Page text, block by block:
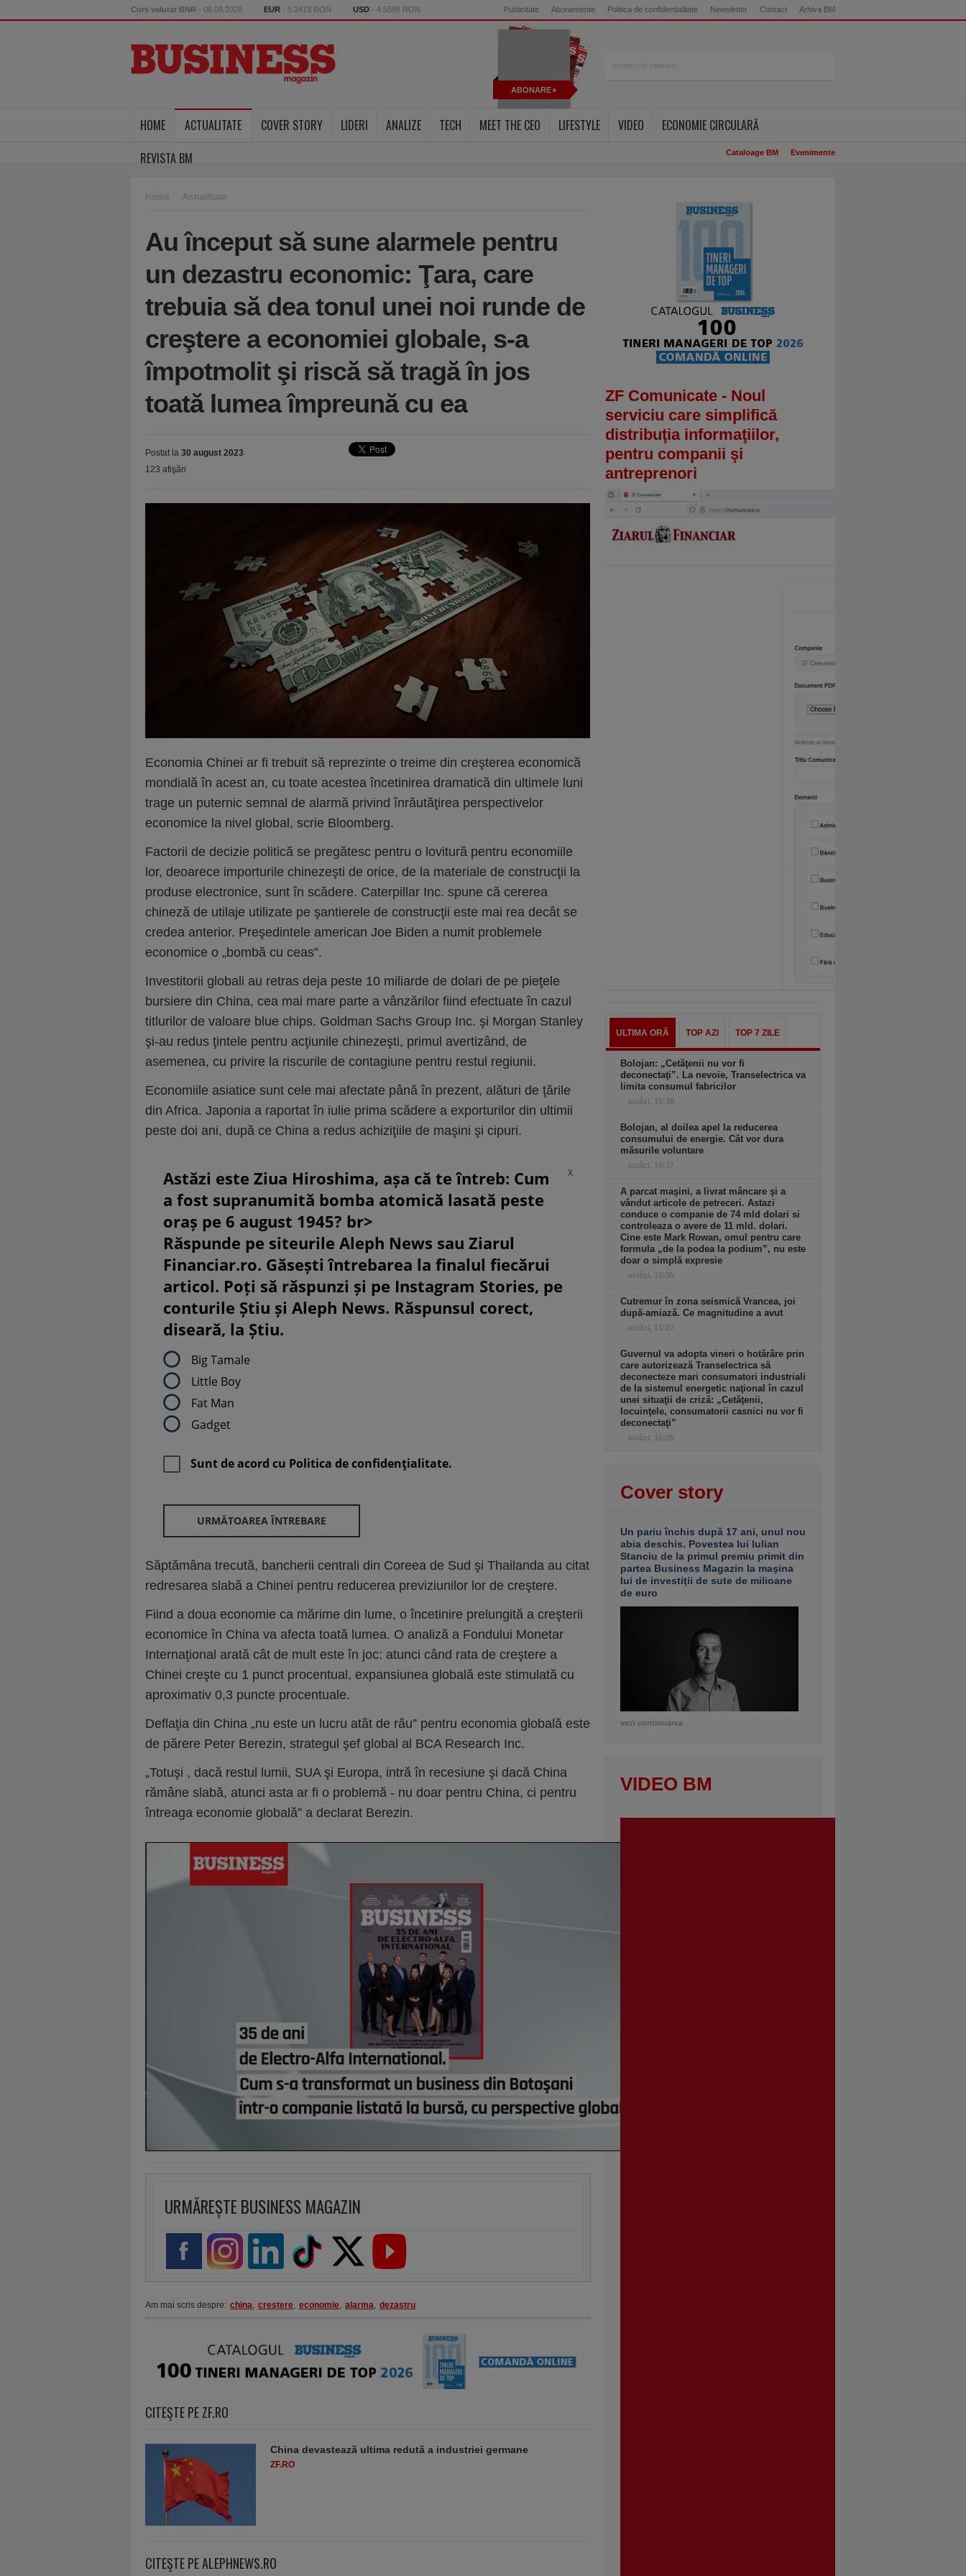
Curs valutar BNR - 06.08.2026 EUR - 5.2473 RON USD - 4.5595 RON Publicitate Abonamente Politica de confidentialitate Newsletter Contact Arhiva BM
ABONARE
HOME ACTUALITATE COVER STORY LIDERI ANALIZE TECH MEET THE CEO LIFESTYLE VIDEO
ECONOMIE CIRCULARĂ
REVISTA BM
Cataloage BM Evenimente
Home Actualitate
Au început să sune alarmele pentru
un dezastru economic: Ţara, care
trebuia să dea tonul unei noi runde de
creştere a economiei globale, s-a
împotmolit şi riscă să tragă în jos
toată lumea împreună cu ea
Postat la 30 august 2023
123 afişări
Economia Chinei ar fi trebuit să reprezinte o treime din creşterea economică
mondială în acest an, cu toate acestea încetinirea dramatică din ultimele luni
trage un puternic semnal de alarmă privind înrăutăţirea perspectivelor
economice la nivel global, scrie Bloomberg.
Factorii de decizie politică se pregătesc pentru o lovitură pentru economiile
lor, deoarece importurile chinezeşti de orice, de la materiale de construcţii la
produse electronice, sunt în scădere. Caterpillar Inc. spune că cererea
chineză de utilaje utilizate pe şantierele de construcţii este mai rea decât se
credea anterior. Preşedintele american Joe Biden a numit problemele
economice o „bombă cu ceas”.
Investitorii globali au retras deja peste 10 miliarde de dolari de pe pieţele
bursiere din China, cea mai mare parte a vânzărilor fiind efectuate în cazul
titlurilor de valoare blue chips. Goldman Sachs Group Inc. şi Morgan Stanley
şi-au redus ţintele pentru acţiunile chinezeşti, primul avertizând, de
asemenea, cu privire la riscurile de contagiune pentru restul regiunii.
Economiile asiatice sunt cele mai afectate până în prezent, alături de ţările
din Africa. Japonia a raportat în iulie prima scădere a exporturilor din ultimii
peste doi ani, după ce China a redus achiziţiile de maşini şi cipuri.
X
Astăzi este Ziua Hiroshima, așa că te întreb: Cum
a fost supranumită bomba atomică lasată peste
oraș pe 6 august 1945? br>
Răspunde pe siteurile Aleph News sau Ziarul
Financiar.ro. Găsești întrebarea la finalul fiecărui
articol. Poți să răspunzi și pe Instagram Stories, pe
conturile Știu și Aleph News. Răspunsul corect,
diseară, la Știu.
Big Tamale
Little Boy
Fat Man
Gadget
Sunt de acord cu Politica de confidenţialitate.
URMĂTOAREA ÎNTREBARE
Săptămâna trecută, bancherii centrali din Coreea de Sud şi Thailanda au citat
redresarea slabă a Chinei pentru reducerea previziunilor lor de creştere.
Fiind a doua economie ca mărime din lume, o încetinire prelungită a creşterii
economice în China va afecta toată lumea. O analiză a Fondului Monetar
Internaţional arată cât de mult este în joc: atunci când rata de creştere a
Chinei creşte cu 1 punct procentual, expansiunea globală este stimulată cu
aproximativ 0,3 puncte procentuale.
Deflaţia din China „nu este un lucru atât de rău” pentru economia globală este
de părere Peter Berezin, strategul şef global al BCA Research Inc.
„Totuşi , dacă restul lumii, SUA şi Europa, intră în recesiune şi dacă China
rămâne slabă, atunci asta ar fi o problemă - nu doar pentru China, ci pentru
întreaga economie globală” a declarat Berezin.
URMĂREȘTE BUSINESS MAGAZIN
Am mai scris despre: china, crestere, economie, alarma, dezastru
CITEŞTE PE ZF.RO
China devastează ultima redută a industriei germane
ZF.RO
CITEŞTE PE ALEPHNEWS.RO
ZF Comunicate - Noul
serviciu care simplifică
distribuţia informaţiilor,
pentru companii şi
antreprenori
ULTIMA ORĂ TOP AZI TOP 7 ZILE
Bolojan: „Cetăţenii nu vor fi
deconectaţi”. La nevoie, Transelectrica va
limita consumul fabricilor
astăzi, 15:38
Bolojan, al doilea apel la reducerea
consumului de energie. Cât vor dura
măsurile voluntare
astăzi, 15:37
A parcat maşini, a livrat mâncare şi a
vândut articole de petreceri. Astazi
conduce o companie de 74 mld dolari si
controleaza o avere de 11 mld. dolari.
Cine este Mark Rowan, omul pentru care
formula „de la podea la podium”, nu este
doar o simplă expresie
astăzi, 15:35
Cutremur în zona seismică Vrancea, joi
după-amiază. Ce magnitudine a avut
astăzi, 15:27
Guvernul va adopta vineri o hotărâre prin
care autorizează Transelectrica să
deconecteze mari consumatori industriali
de la sistemul energetic naţional în cazul
unei situaţii de criză: „Cetăţenii,
locuinţele, consumatorii casnici nu vor fi
deconectaţi”
astăzi, 15:26
Cover story
Un pariu închis după 17 ani, unul nou
abia deschis. Povestea lui Iulian
Stanciu de la primul premiu primit din
partea Business Magazin la maşina
lui de investiţii de sute de milioane
de euro
vezi continuarea
VIDEO BM